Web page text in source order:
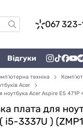
067
Відгуки
техніка
Acer
ноутбука Acer Aspire E5
плата для
i5-3337U )